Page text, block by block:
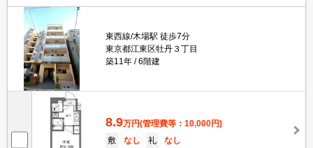
東西線/木場駅 徒歩7分
東京都江東区牡丹３丁目
築11年
6階建
8.9万円(管理費等：10,000円)
敷
なし 礼
なし